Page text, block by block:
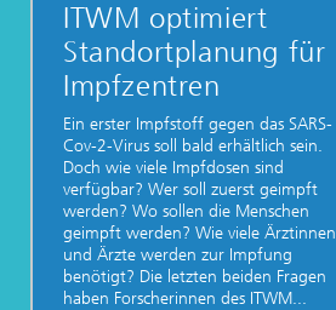
ITWM optimiert
Standortplanung für
Impfzentren
Ein erster Impfstoff gegen das SARS-
Cov-2-Virus soll bald erhältlich sein.
Doch wie viele Impfdosen sind
verfügbar? Wer soll zuerst geimpft
werden? Wo sollen die Menschen
geimpft werden? Wie viele Ärztinnen
und Ärzte werden zur Impfung
benötigt? Die letzten beiden Fragen
haben Forscherinnen des ITWM...